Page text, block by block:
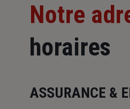
Notre
horaires
ASSURANCE &